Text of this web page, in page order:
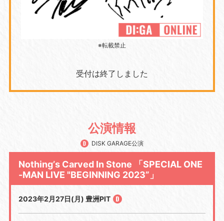
※転載禁止
受付は終了しました
公演情報
DISK GARAGE公演
Nothingʼs Carved In Stone 「SPECIAL ONE
-MAN LIVE "BEGINNING 2023”」
2023年2月27日(月) 豊洲PIT